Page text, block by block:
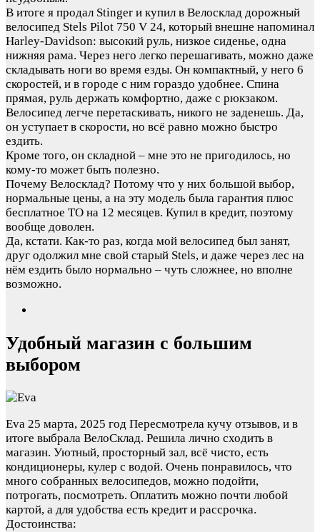
В итоге я продал Stinger и купил в Велосклад дорожный
велосипед Stels Pilot 750 V 24, который внешне напоминал
Harley-Davidson: высокий руль, низкое сиденье, одна
нижняя рама. Через него легко перешагивать, можно даже
складывать ноги во время езды. Он компактный, у него 6
скоростей, и в городе с ним гораздо удобнее. Спина
прямая, руль держать комфортно, даже с рюкзаком.
Велосипед легче перетаскивать, никого не заденешь. Да,
он уступает в скорости, но всё равно можно быстро
ездить.
Кроме того, он складной – мне это не пригодилось, но
кому-то может быть полезно.
Почему Велосклад? Потому что у них большой выбор,
нормальные цены, а на эту модель была гарантия плюс
бесплатное ТО на 12 месяцев. Купил в кредит, поэтому
вообще доволен.
Да, кстати. Как-то раз, когда мой велосипед был занят,
друг одолжил мне свой старый Stels, и даже через лес на
нём ездить было нормально – чуть сложнее, но вполне
возможно.
Удобный магазин с большим
выбором
Eva 25 марта, 2025 год Пересмотрела кучу отзывов, и в
итоге выбрала ВелоСклад. Решила лично сходить в
магазин. Уютный, просторный зал, всё чисто, есть
кондиционеры, кулер с водой. Очень понравилось, что
много собранных велосипедов, можно подойти,
потрогать, посмотреть. Оплатить можно почти любой
картой, а для удобства есть кредит и рассрочка.
Достоинства: